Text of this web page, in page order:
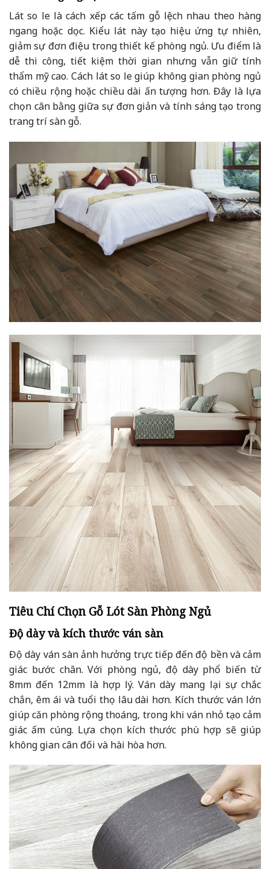
Lát so le là cách xếp các tấm gỗ lệch nhau theo hàng
ngang hoặc dọc. Kiểu lát này tạo hiệu ứng tự nhiên,
giảm sự đơn điệu trong thiết kế phòng ngủ. Ưu điểm là
dễ thi công, tiết kiệm thời gian nhưng vẫn giữ tính
thẩm mỹ cao. Cách lát so le giúp không gian phòng ngủ
có chiều rộng hoặc chiều dài ấn tượng hơn. Đây là lựa
chọn cân bằng giữa sự đơn giản và tính sáng tạo trong
trang trí sàn gỗ.
Tiêu Chí Chọn Gỗ Lót Sàn Phòng Ngủ
Độ dày và kích thước ván sàn
Độ dày ván sàn ảnh hưởng trực tiếp đến độ bền và cảm
giác bước chân. Với phòng ngủ, độ dày phổ biến từ
8mm đến 12mm là hợp lý. Ván dày mang lại sự chắc
chắn, êm ái và tuổi thọ lâu dài hơn. Kích thước ván lớn
giúp căn phòng rộng thoáng, trong khi ván nhỏ tạo cảm
giác ấm cúng. Lựa chọn kích thước phù hợp sẽ giúp
không gian cân đối và hài hòa hơn.